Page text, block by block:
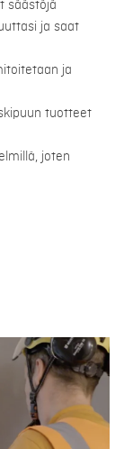
säästöjä
ja saat
ja
tuotteet
joten